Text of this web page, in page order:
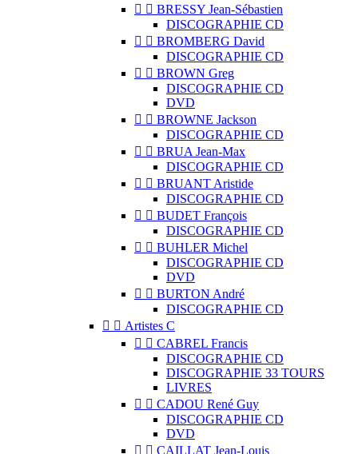
  BRESSY Jean-Sébastien
DISCOGRAPHIE CD
  BROMBERG David
DISCOGRAPHIE CD
  BROWN Greg
DISCOGRAPHIE CD
DVD
  BROWNE Jackson
DISCOGRAPHIE CD
  BRUA Jean-Max
DISCOGRAPHIE CD
  BRUANT Aristide
DISCOGRAPHIE CD
  BUDET François
DISCOGRAPHIE CD
  BUHLER Michel
DISCOGRAPHIE CD
DVD
  BURTON André
DISCOGRAPHIE CD
  Artistes C
  CABREL Francis
DISCOGRAPHIE CD
DISCOGRAPHIE 33 TOURS
LIVRES
  CADOU René Guy
DISCOGRAPHIE CD
DVD
  CAILLAT Jean-Louis